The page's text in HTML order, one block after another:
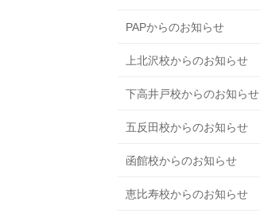
PAPからのお知らせ
上北沢校からのお知らせ
下高井戸校からのお知らせ
五反田校からのお知らせ
函館校からのお知らせ
恵比寿校からのお知らせ